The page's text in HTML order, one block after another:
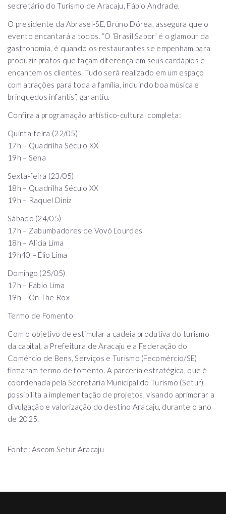
secretário do Turismo de Aracaju, Fábio Andrade.
O presidente da Abrasel-SE, Bruno Dórea, assegura que o
evento encantará a todos. “O ‘Brasil Sabor’ é o glamour da
gastronomia, é quando os restaurantes se empenham para
produzir pratos que façam diferença em seus cardápios e
encantem os clientes. Tudo será realizado em um espaço
com atrações para toda a família, incluindo boa música e
brinquedos infantis”, garantiu.
Confira a programação artístico-cultural completa:
Quinta-feira (22/05)
17h – Quadrilha Século XX
19h – Sena
Sexta-feira (23/05)
18h – Quadrilha Século XX
19h – Raquel Diniz
Sábado (24/05)
17h – Zabumbadores de Vovó Lourdes
18h – Alícia Lima
19h40 – Élio Lima
Domingo (25/05)
17h – Fábio Lima
19h – On The Rox
Termo de Fomento
Com o objetivo de estimular a cadeia produtiva do turismo
da capital, a Prefeitura de Aracaju e a Federação do
Comércio de Bens, Serviços e Turismo (Fecomércio/SE)
firmaram termo de fomento. A parceria estratégica, que é
coordenada pela Secretaria Municipal do Turismo (Setur),
possibilita a implementação de projetos, visando aprimorar a
divulgação e valorização do destino Aracaju, durante o ano
de 2025.
Fonte: Ascom Setur Aracaju